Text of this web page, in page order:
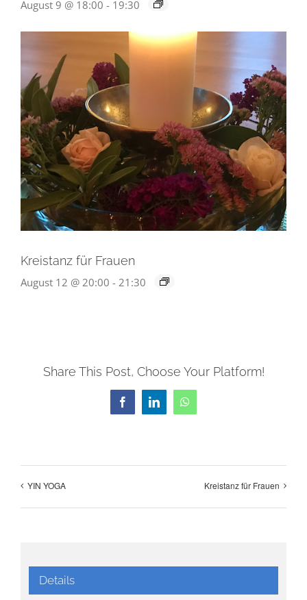
August 9 @ 18:00 - 19:30
Kreistanz für Frauen
August 12 @ 20:00 - 21:30
Share This Post, Choose Your Platform!
FacebookLinkedInWhatsApp
YIN YOGA Kreistanz für Frauen
Details